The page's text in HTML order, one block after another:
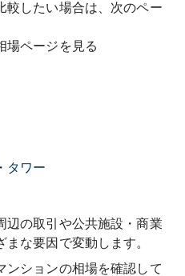
較したい場合は、次のペー
場ページを見る
タワー
辺の取引や公共施設・商業
な要因で変動します。
ンションの相場を確認して